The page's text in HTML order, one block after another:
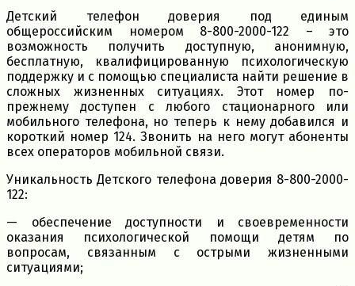
Детский телефон доверия под единым
общероссийским номером 8-800-2000-122 – это
возможность получить доступную, анонимную,
бесплатную, квалифицированную психологическую
поддержку и с помощью специалиста найти решение в
сложных жизненных ситуациях. Этот номер по-
прежнему доступен с любого стационарного или
мобильного телефона, но теперь к нему добавился и
короткий номер 124. Звонить на него могут абоненты
всех операторов мобильной связи.
Уникальность Детского телефона доверия 8-800-2000-
122:
— обеспечение доступности и своевременности
оказания психологической помощи детям по
вопросам, связанным с острыми жизненными
ситуациями;